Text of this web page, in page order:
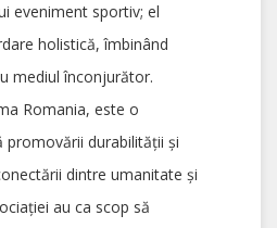
eveniment sportiv; el
holistică, îmbinând
mediul înconjurător.
Romania, este o
promovării durabilității și
dintre umanitate și
au ca scop să